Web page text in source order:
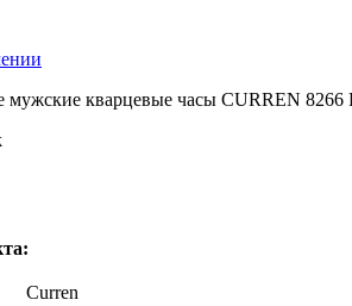
мужские кварцевые часы CURREN 8266
Curren